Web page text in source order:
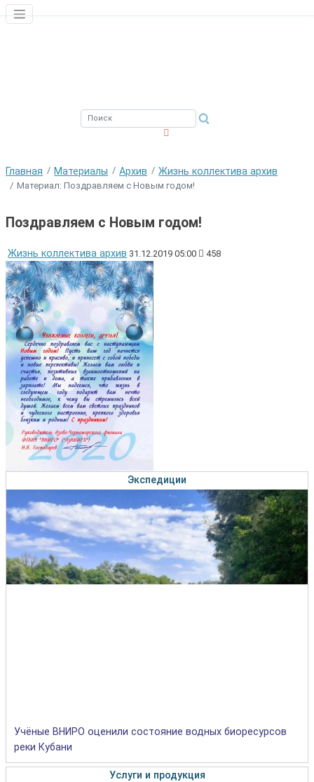
Главная Материалы Архив Жизнь коллектива архив
Материал: Поздравляем с Новым годом!
Поздравляем с Новым годом!
Жизнь коллектива архив 31.12.2019 05:00 458
Экспедиции
Учёные ВНИРО оценили состояние водных биоресурсов
реки Кубани
Услуги и продукция